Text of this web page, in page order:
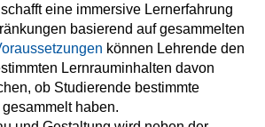
eine immersive Lernerfahrung
basierend auf gesammelten
können Lehrende den
Lernrauminhalten davon
ob Studierende bestimmte
haben.